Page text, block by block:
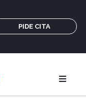
PIDE CITA